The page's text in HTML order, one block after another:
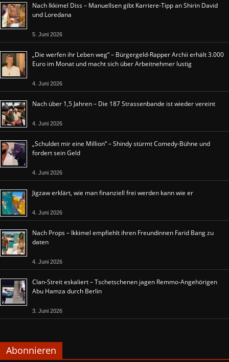
Nach Ikkimel Diss – Manuellsen gibt Karriere-Tipp an Shirin David
und Loredana
5. Juni 2026
„Die werfen ihr Leben weg“ – Bürgergeld-Rapper Archii erhält 3.000
Euro im Monat und macht sich über Arbeitnehmer lustig
4. Juni 2026
Nach über 1,5 Jahren – Die 187 Strassenbande ist wieder vereint
4. Juni 2026
„Schuldet mir eine Million“ – Shindy stürmt Comedy-Bühne und
fordert sein Geld
4. Juni 2026
Jigzaw erklärt, wie man finanziell frei werden kann wie er
4. Juni 2026
Nach Props – Ikkimel empfiehlt ihren Freundinnen Farid Bang zu
daten
4. Juni 2026
Clan-Streit eskaliert – Tschetschenen jagen Remmo-Angehörigen
Abu Hamza durch Berlin
3. Juni 2026
Abonnieren